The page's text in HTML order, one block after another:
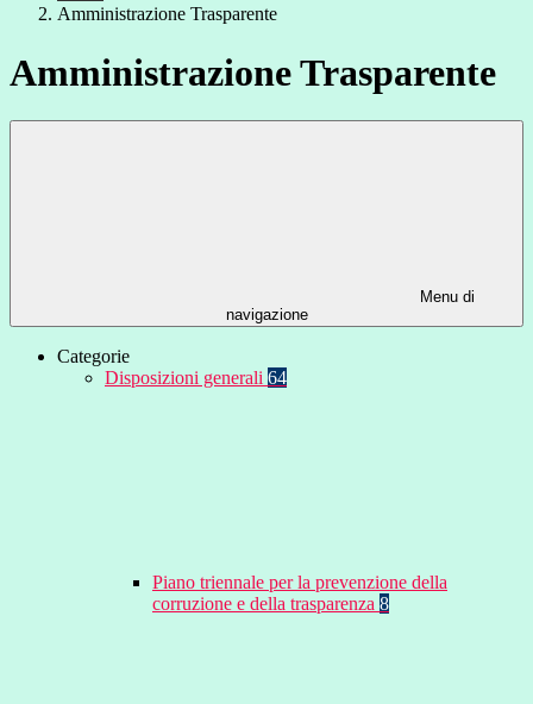
Amministrazione Trasparente
Amministrazione Trasparente
Menu di
navigazione
Categorie
Disposizioni generali 64
Piano triennale per la prevenzione della
corruzione e della trasparenza 8